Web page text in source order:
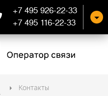
+7 495 926-22-33
+7 495 116-22-33
Контакты